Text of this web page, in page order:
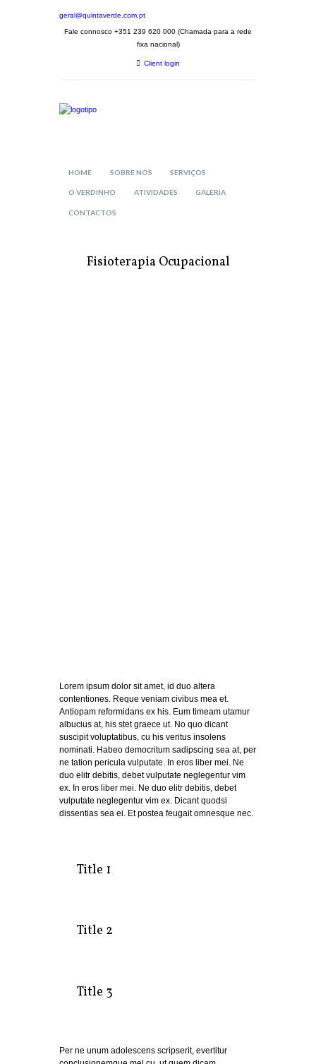
geral@quintaverde.com.pt
Fale connosco +351 239 620 000 (Chamada para a rede
fixa nacional)
Client login
HOME SOBRE NÓS SERVIÇOS
O VERDINHO ATIVIDADES GALERIA
CONTACTOS
Fisioterapia Ocupacional
Lorem ipsum dolor sit amet, id duo altera
contentiones. Reque veniam civibus mea et.
Antiopam reformidans ex his. Eum timeam utamur
albucius at, his stet graece ut. No quo dicant
suscipit voluptatibus, cu his veritus insolens
nominati. Habeo democritum sadipscing sea at, per
ne tation pericula vulputate. In eros liber mei. Ne
duo elitr debitis, debet vulputate neglegentur vim
ex. In eros liber mei. Ne duo elitr debitis, debet
vulputate neglegentur vim ex. Dicant quodsi
dissentias sea ei. Et postea feugait omnesque nec.
Title 1
Title 2
Title 3
Per ne unum adolescens scripserit, evertitur